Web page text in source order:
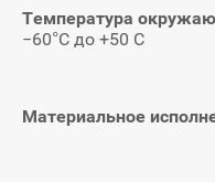
Температура
−60°С до +50 С
Материальное